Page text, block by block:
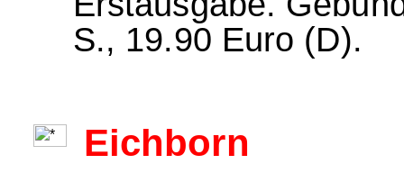
S., 19.90 Euro (D).
Eichborn